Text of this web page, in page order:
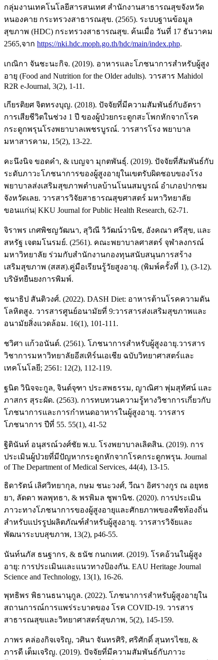
กลุ่มงานเทคโนโลยีสารสนเทศ สำนักงานสาธารณสุขจังหวัด
หนองคาย กระทรวงสาธารณสุข. (2565). ระบบฐานข้อมูล
สุขภาพ (HDC) กระทรวงสาธารณสุข. ค้นเมื่อ วันที่ 17 ธันวาคม
2565,จาก https://nki.hdc.moph.go.th/hdc/main/index.php.
เกณิกา จันชะนะกิจ. (2019). อาหารและโภชนาการสำหรับผู้สูง
อายุ (Food and Nutrition for the Older adults). วารสาร Mahidol
R2R e-Journal, 3(2), 1-11.
เกียรติยศ จิตทรงบุญ. (2018). ปัจจัยที่มีความสัมพันธ์กับอัตรา
การเสียชีวิตในช่วง 1 ปี ของผู้ป่วยกระดูกสะโพกหักจากโรค
กระดูกพรุนโรงพยาบาลเพชรบูรณ์. วารสารโรง พยาบาล
มหาสารคาม, 15(2), 13-22.
คะนึงนิจ ขอดคำ, & เบญจา มุกตพันธุ์. (2019). ปัจจัยที่สัมพันธ์กับ
ระดับภาวะโภชนาการของผู้สูงอายุในเขตรับผิดชอบของโรง
พยาบาลส่งเสริมสุขภาพตำบลบ้านโนนสมบูรณ์ อำเภอปากชม
จังหวัดเลย. วารสารวิจัยสาธารณสุขศาสตร์ มหาวิทยาลัย
ขอนแก่น| KKU Journal for Public Health Research, 62-71.
จิราพร เกศพิชญวัฒนา, สุวิณี วิวัฒน์วานิช, อังคณา ศรีสุข, และ
สหรัฐ เจตมโนรมย์. (2561). คณะพยาบาลศาสตร์ จุฬาลงกรณ์
มหาวิทยาลัย ร่วมกับสำนักงานกองทุนสนับสนุนการสร้าง
เสริมสุขภาพ (สสส).คู่มือเรียนรู้วัยสูงอายุ. (พิมพ์ครั้งที่ 1), (3-12).
บริษัทยืนยงการพิมพ์.
ชนาธิป สันติวงศ์. (2022). DASH Diet: อาหารต้านโรคความดัน
โลหิตสูง. วารสารศูนย์อนามัยที่ 9:วารสารส่งเสริมสุขภาพและ
อนามัยสิ่งแวดล้อม. 16(1), 101-111.
ชวิศา แก้วอนันต์. (2561). โภชนาการสำหรับผู้สูงอายุ.วารสาร
วิชาการมหาวิทยาลัยอีสเทิร์นเอเชีย ฉบับวิทยาศาสตร์และ
เทคโนโลยี; 2561: 12(2), 112-119.
ฐนิต วินิจจะกูล, จินต์จุฑา ประสพธรรม, ญาณิศา พุ่มสุทัศน์ และ
ภาสกร สุระผัด. (2563). การทบทวนความรู้ทางวิชาการเกี่ยวกับ
โภชนาการและการกำหนดอาหารในผู้สูงอายุ. วารสาร
โภชนาการ ปีที่ 55. 55(1), 41-52
ฐิตินันท์ อนุสรณ์วงศ์ชัย พ.บ. โรงพยาบาลเลิดสิน. (2019). การ
ประเมินผู้ป่วยที่มีปัญหากระดูกหักจากโรคกระดูกพรุน. Journal
of The Department of Medical Services, 44(4), 13-15.
ธิดารัตน์ เลิศวิทยากุล, กษม ชนะวงศ์, วีณา อิศรางกูร ณ อยุทธ
ยา, ลัดดา พลพุทธา, & พรพิมล ชูพานิช. (2020). การประเมิน
ภาวะทางโภชนาการของผู้สูงอายุและศักยภาพของพืชท้องถิ่น
สำหรับแปรรูปผลิตภัณฑ์สำหรับผู้สูงอายุ. วารสารวิจัยและ
พัฒนาระบบสุขภาพ, 13(2), p46-55.
นันท์นภัส ธนฐากร, & ธนัช กนกเทศ. (2019). โรคอ้วนในผู้สูง
อายุ: การประเมินและแนวทางป้องกัน. EAU Heritage Journal
Science and Technology, 13(1), 16-26.
พุทธิพร พิธานธนานุกูล. (2022). โภชนาการสำหรับผู้สูงอายุใน
สถานการณ์การแพร่ระบาดของ โรค COVID-19. วารสาร
สาธารณสุขและวิทยาศาสตร์สุขภาพ, 5(2), 145-159.
ภาพร คล่องกิจเจริญ, วศินา จันทรศิริ, ศริศักดิ์ สุนทรไชย, &
ภารดี เต็มเจริญ. (2019). ปัจจัยที่มีความสัมพันธ์กับภาวะ